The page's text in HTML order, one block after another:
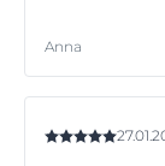
Anna